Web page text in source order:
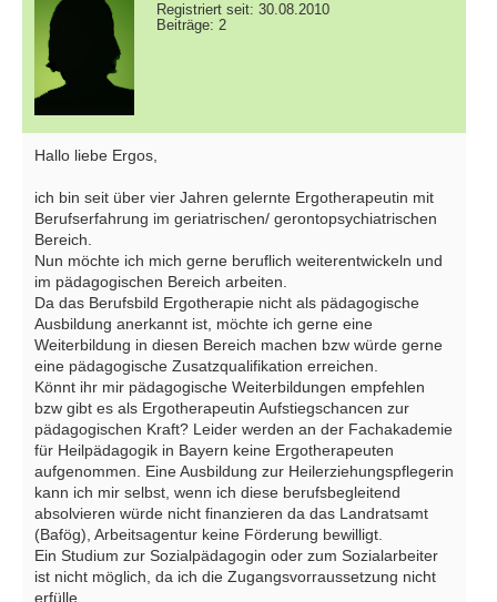
Registriert seit: 30.08.2010
Beiträge: 2
Hallo liebe Ergos,
ich bin seit über vier Jahren gelernte Ergotherapeutin mit
Berufserfahrung im geriatrischen/ gerontopsychiatrischen
Bereich.
Nun möchte ich mich gerne beruflich weiterentwickeln und
im pädagogischen Bereich arbeiten.
Da das Berufsbild Ergotherapie nicht als pädagogische
Ausbildung anerkannt ist, möchte ich gerne eine
Weiterbildung in diesen Bereich machen bzw würde gerne
eine pädagogische Zusatzqualifikation erreichen.
Könnt ihr mir pädagogische Weiterbildungen empfehlen
bzw gibt es als Ergotherapeutin Aufstiegschancen zur
pädagogischen Kraft? Leider werden an der Fachakademie
für Heilpädagogik in Bayern keine Ergotherapeuten
aufgenommen. Eine Ausbildung zur Heilerziehungspflegerin
kann ich mir selbst, wenn ich diese berufsbegleitend
absolvieren würde nicht finanzieren da das Landratsamt
(Bafög), Arbeitsagentur keine Förderung bewilligt.
Ein Studium zur Sozialpädagogin oder zum Sozialarbeiter
ist nicht möglich, da ich die Zugangsvorraussetzung nicht
erfülle.